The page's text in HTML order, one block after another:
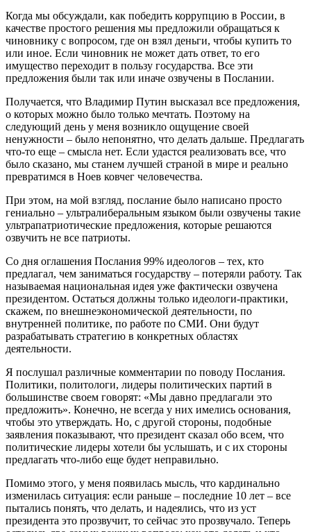
Когда мы обсуждали, как победить коррупцию в России, в
качестве простого решения мы предложили обращаться к
чиновнику с вопросом, где он взял деньги, чтобы купить то
или иное. Если чиновник не может дать ответ, то его
имущество переходит в пользу государства. Все эти
предложения были так или иначе озвучены в Послании.
Получается, что Владимир Путин высказал все предложения,
о которых можно было только мечтать. Поэтому на
следующий день у меня возникло ощущение своей
ненужности – было непонятно, что делать дальше. Предлагать
что-то еще – смысла нет. Если удастся реализовать все, что
было сказано, мы станем лучшей страной в мире и реально
превратимся в Ноев ковчег человечества.
При этом, на мой взгляд, послание было написано просто
гениально – ультралиберальным языком были озвучены такие
ультрапатриотические предложения, которые решаются
озвучить не все патриоты.
Со дня оглашения Послания 99% идеологов – тех, кто
предлагал, чем заниматься государству – потеряли работу. Так
называемая национальная идея уже фактически озвучена
президентом. Остаться должны только идеологи-практики,
скажем, по внешнеэкономической деятельности, по
внутренней политике, по работе по СМИ. Они будут
разрабатывать стратегию в конкретных областях
деятельности.
Я послушал различные комментарии по поводу Послания.
Политики, политологи, лидеры политических партий в
большинстве своем говорят: «Мы давно предлагали это
предложить». Конечно, не всегда у них имелись основания,
чтобы это утверждать. Но, с другой стороны, подобные
заявления показывают, что президент сказал обо всем, что
политические лидеры хотели бы услышать, и с их стороны
предлагать что-либо еще будет неправильно.
Помимо этого, у меня появилась мысль, что кардинально
изменилась ситуация: если раньше – последние 10 лет – все
пытались понять, что делать, и надеялись, что из уст
президента это прозвучит, то сейчас это прозвучало. Теперь